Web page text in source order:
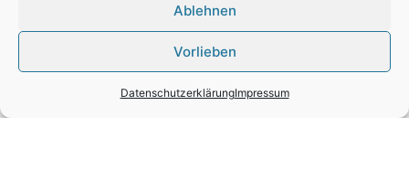
Ablehnen
Vorlieben
DatenschutzerklärungImpressum